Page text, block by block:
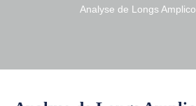
Analyse de Longs